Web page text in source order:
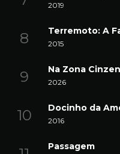
2019
Terremoto: A
2015
Na Zona
2026
Docinho da
2016
Passagem